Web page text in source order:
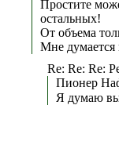
Простите
остальных!
От объема
Мне думается
Re: Re: Re:
Пионер
Я думаю